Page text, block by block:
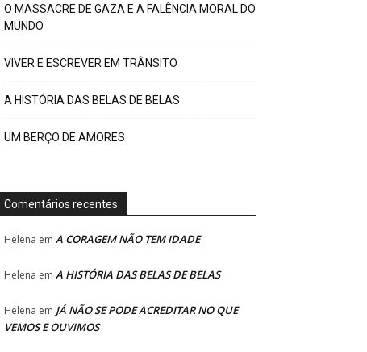
O MASSACRE DE GAZA E A FALÊNCIA MORAL DO
MUNDO
VIVER E ESCREVER EM TRÂNSITO
A HISTÓRIA DAS BELAS DE BELAS
UM BERÇO DE AMORES
Comentários recentes
Helena em A CORAGEM NÃO TEM IDADE
Helena em A HISTÓRIA DAS BELAS DE BELAS
Helena em JÁ NÃO SE PODE ACREDITAR NO QUE
VEMOS E OUVIMOS